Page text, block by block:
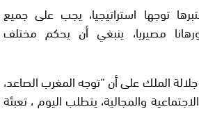
توجها استراتيجيا، يجب على جميع
ورهانا مصيريا، ينبغي أن يحكم مختلف
الملك على أن “توجه المغرب الصاعد،
والمجالية، يتطلب اليوم ، تعبئة